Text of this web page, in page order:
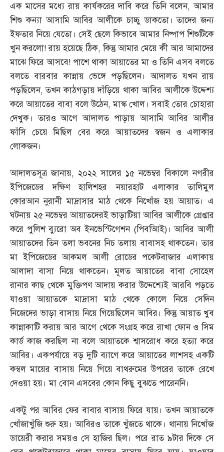
এক মাসের মধ্যে রায় কার্যকরের দাবি করে তিনি বলেন,আমার
শিশু কন্যা আসামি আবির আলীকে চাচ্চু ডাকতো। তাদের জন্য
ইফতার নিয়ে যেতো। সেই ছেলে কিভাবে আমার নিষ্পাপ শিশুটিকে
খুন করলো!রায় হয়েছে ঠিক,কিন্তু আমার মেয়ে কী আর আমাদের
মাঝে ফিরে আসবে! পাশে থাকা আয়াতের মা ও তিনি এসব বলতে
বলতে বারবার কান্নায় ভেঙ্গে পড়ছিলেন। আদালত যখন রায়
পড়ছিলেন,তখন কাঠগড়ায় দাঁড়িয়ে থাকা আবির আলীকে উদ্দেশ্য
করে আয়াতের বাবা বলে উঠেন,মাস্ক খোল। সবাই তোর চোহারা
দেখুক। তারও আগে আদালত পাড়ায় আসামি আবির আলীর
ফাঁসি চেয়ে মিছিল বের করে আয়াতদের স্বজন ও এলাকার
লোকজন।
আদালতসূত্র জানায়, ২০২২ সালের ১৫ নভেম্বর বিকালে নগরীর
ইপিজেডের দক্ষিণ হালিশহর নয়ারহাট এলাকার তালিমুল
কোরআন নুরানী মাদ্রাসার মাঠ থেকে নিখোঁজ হয় আয়াত। এ
ঘটনায় ২৫ নভেম্বর আয়াতদেরই ভাড়াটিয়া আবির আলীকে গ্রেপ্তার
করে পুলিশ ব্যুরো অব ইনভেস্টিগেশন (পিবআিই)। আবির আলী
আয়াতদের তিন তলা ভবনের নিচ তলায় বাবাসহ থাকতেন। তার
মা ইপিজেডের আকমল আলী রোডের পকেটবাজার এলাকায়
আলাদা বাসা নিয়ে থাকতেন। মূলত আয়াতের বাবা সোহেল
রানার কাছ থেকে মুক্তিপণ আদায় করার উদ্দেশ্যেই আরবি পড়তে
যাওয়া আয়াতকে মাদ্রাসা মাঠ থেকে কোলে নিয়ে সেদিন
নিজেদের ভাড়া বাসায় নিয়ে গিয়েছিলেন আবির। কিন্তু আয়াত খুব
কান্নাকাটি করায় আর আগে থেকে সংগ্রহ করে রাখা ফোন ও সিম
কার্ড কাজ করছিল না বলে আয়াতকে শ্বাসরোধ করে হত্যা করে
আবির। একপর্যায়ে বড় দুটি ব্যাগে করে আয়াতের লাশসহ একটি
কম্বল মায়ের বাসায় নিয়ে গিয়ে বাথরুমের উপরের তাকে রেখে
দেওয়া হয়। মা বোন এসবের কোন কিছু বুঝতে পারেননি।
একটু পর আবির ফের বাবার বাসায় ফিরে যায়। তখন আয়াতকে
খোঁজাখুঁজি শুরু হয়। আবিরও তাকে খুঁজতে থাকে। থানায় নিখোঁজ
ডায়েরী করার সময়ও সে হাজির ছিল। পরে রাত ৯টার দিকে সে